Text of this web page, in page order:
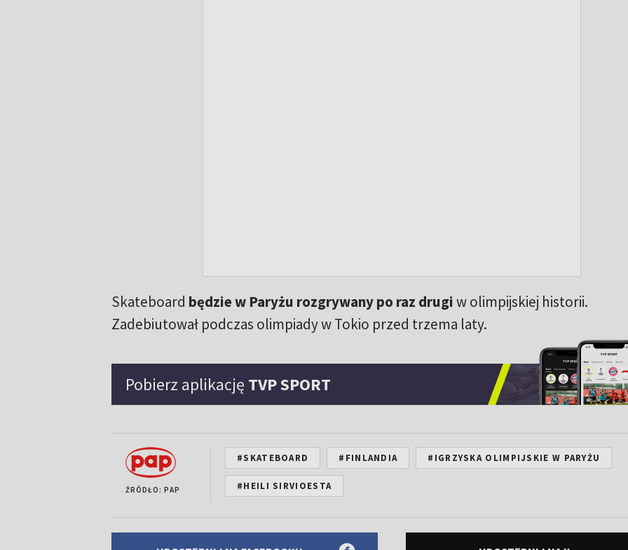
Skateboard będzie w Paryżu rozgrywany po raz drugiw olimpijskiej historii.
Zadebiutował podczas olimpiady w Tokio przed trzema laty.
Pobierz aplikację TVP SPORT
ŹRÓDŁO: PAP
#SKATEBOARD #FINLANDIA #IGRZYSKA OLIMPIJSKIE W PARYŻU
#HEILI SIRVIOESTA